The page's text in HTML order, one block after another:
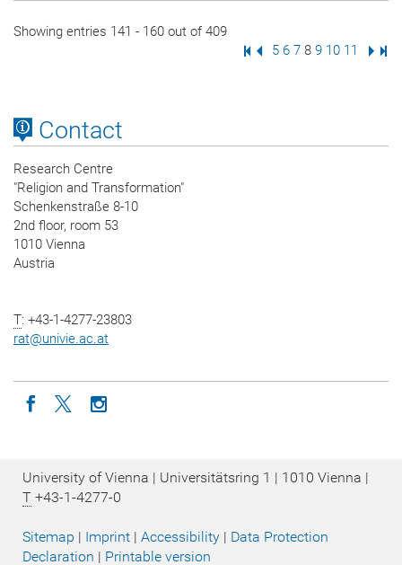
Showing entries 141 - 160 out of 409
First Page
Previous Page
Page
5 Page
6 Page
7 Page
8 Page
9 Page
10 Page
11 Next
Contact
Research Centre
"Religion and Transformation"
Schenkenstraße 8-10
2nd floor, room 53
1010 Vienna
Austria
T: +43-1-4277-23803
rat@univie.ac.at
Icon facebook
Icon twitter
Icon instagram
University of Vienna | Universitätsring 1 | 1010 Vienna |
T +43-1-4277-0
Sitemap | Imprint | Accessibility | Data Protection
Declaration | Printable version